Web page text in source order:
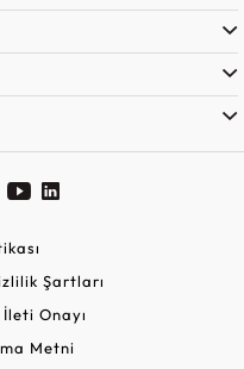
Şartları
Onayı
Metni